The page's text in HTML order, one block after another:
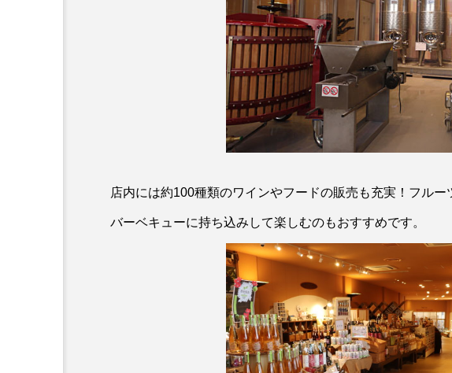
店内には約100種類のワインやフードの販売も充実！フル
バーベキューに持ち込みして楽しむのもおすすめです。